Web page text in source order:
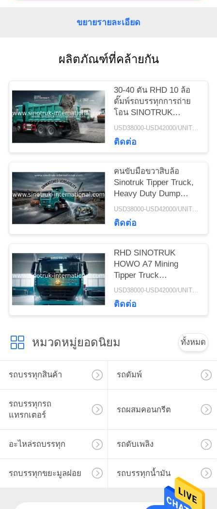
แผนผัง
เว็บไซต์
นโยบาย
ความ
เป็น
ส่วน
ตัว
ขยายรายละเอียด
ผลิตภัณฑ์ที่คล้ายกัน
30-40 ตัน RHD 10 ล้อ
ดั๊มพ์รถบรรทุกการถ่าย
โอน SINOTRUK
HOWO A7 สำหรับการUSD38000-USD42000/UNIT)negotiation MOQ:1 หน่วย
ติดต่อ
คนขับมือขวาสิบล้อ
Sinotruk Tipper Truck,
Heavy Duty Dump
Truck
USD38000-USD42000/UNIT)negotiation MOQ:1 หน่วย
ติดต่อ
RHD SINOTRUK
HOWO A7 Mining
Tipper Truck
DZZZ3257M3847N1
USD38000-USD42000/UNIT)negotiation MOQ:1 หน่วย
ติดต่อ
หมวดหมู่ยอดนิยม ทั้งหมด
รถบรรทุกสินค้า รถดัมพ์
รถบรรทุกรถ
แทรกเตอร์
รถผสมคอนกรีต
อะไหล่รถบรรทุก รถดับเพลิง
รถบรรทุกขยะมูลฝอย รถบรรทุกน้ำมัน